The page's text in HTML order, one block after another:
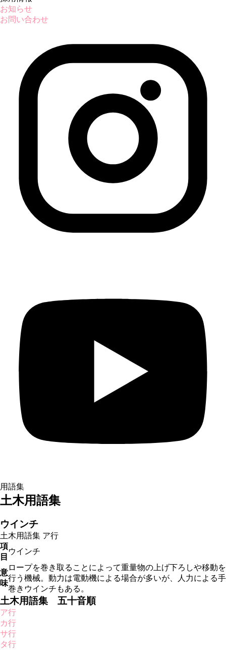
お知らせ
お問い合わせ
用語集
土木用語集
ウインチ
土木用語集 ア行
項
目
ウインチ
意
味
ロープを巻き取ることによって重量物の上げ下ろしや移動を
行う機械。動力は電動機による場合が多いが、人力による手
巻きウインチもある。
土木用語集 五十音順
ア行
カ行
サ行
タ行